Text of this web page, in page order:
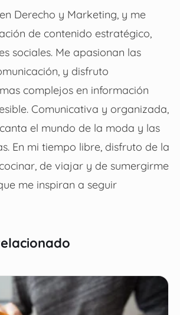
Derecho y Marketing, y me
de contenido estratégico,
sociales. Me apasionan las
y disfruto
complejos en información
Comunicativa y organizada,
el mundo de la moda y las
En mi tiempo libre, disfruto de la
de viajar y de sumergirme
me inspiran a seguir